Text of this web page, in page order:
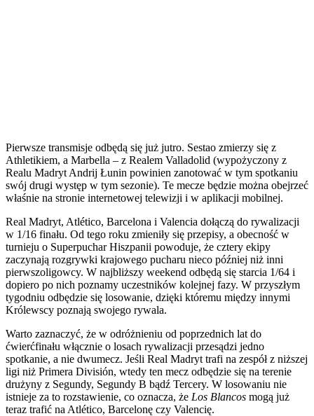
Pierwsze transmisje odbędą się już jutro. Sestao zmierzy się z
Athletikiem, a Marbella – z Realem Valladolid (wypożyczony z
Realu Madryt Andrij Łunin powinien zanotować w tym spotkaniu
swój drugi występ w tym sezonie). Te mecze będzie można obejrzeć
właśnie na stronie internetowej telewizji i w aplikacji mobilnej.
Real Madryt, Atlético, Barcelona i Valencia dołączą do rywalizacji
w 1/16 finału. Od tego roku zmieniły się przepisy, a obecność w
turnieju o Superpuchar Hiszpanii powoduje, że cztery ekipy
zaczynają rozgrywki krajowego pucharu nieco później niż inni
pierwszoligowcy. W najbliższy weekend odbędą się starcia 1/64 i
dopiero po nich poznamy uczestników kolejnej fazy. W przyszłym
tygodniu odbędzie się losowanie, dzięki któremu między innymi
Królewscy poznają swojego rywala.
Warto zaznaczyć, że w odróżnieniu od poprzednich lat do
ćwierćfinału włącznie o losach rywalizacji przesądzi jedno
spotkanie, a nie dwumecz. Jeśli Real Madryt trafi na zespół z niższej
ligi niż Primera División, wtedy ten mecz odbędzie się na terenie
drużyny z Segundy, Segundy B bądź Tercery. W losowaniu nie
istnieje za to rozstawienie, co oznacza, że Los Blancos mogą już
teraz trafić na Atlético, Barcelonę czy Valencię.